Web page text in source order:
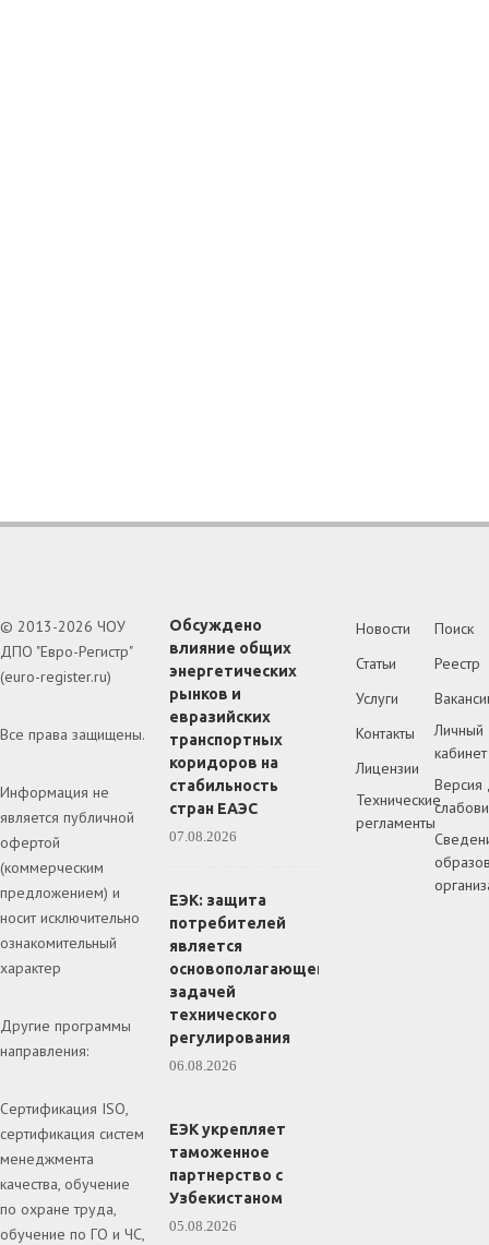
© 2013-2026 ЧОУ
ДПО "Евро-Регистр"
(euro-register.ru)
Все права защищены.
Информация не
является публичной
офертой
(коммерческим
предложением) и
носит исключительно
ознакомительный
характер
Другие программы
направления:
Сертификация ISO,
сертификация систем
менеджмента
качества, обучение
по охране труда,
обучение по ГО и ЧС,
Обсуждено
влияние общих
энергетических
рынков и
евразийских
транспортных
коридоров на
стабильность
стран ЕАЭС
07.08.2026
ЕЭК: защита
потребителей
является
основополагающей
задачей
технического
регулирования
06.08.2026
ЕЭК укрепляет
таможенное
партнерство с
Узбекистаном
05.08.2026
Новости
Статьи
Услуги
Контакты
Лицензии
Технические
регламенты
Поиск
Реестр
Личный
кабинет
Версия